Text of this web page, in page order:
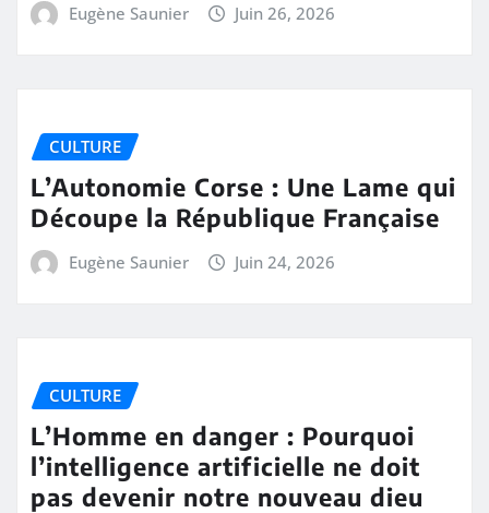
Eugène Saunier Juin 26, 2026
CULTURE
L’Autonomie Corse : Une Lame qui
Découpe la République Française
Eugène Saunier Juin 24, 2026
CULTURE
L’Homme en danger : Pourquoi
l’intelligence artificielle ne doit
pas devenir notre nouveau dieu